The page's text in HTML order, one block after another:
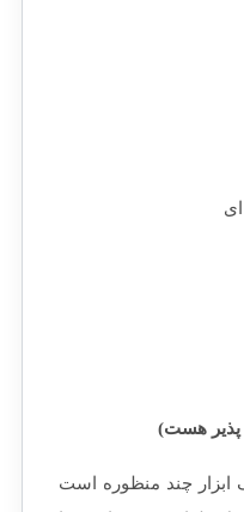
پذیر هست)
ابزار چند منظوره است